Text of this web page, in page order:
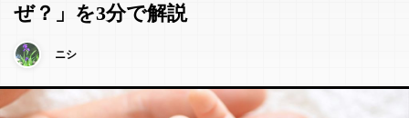
ぜ？」を3分で解説
ニシ